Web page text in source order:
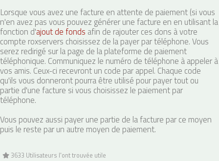
Lorsque vous avez une facture en attente de paiement (si vous
n'en avez pas vous pouvez générer une facture en en utilisant la
fonction d'ajout de fonds afin de rajouter ces dons à votre
compte roxservers choisissez de la payer par téléphone. Vous
serez redirigé sur la page de la plateforme de paiement
téléphonique. Communiquez le numéro de téléphone à appeler à
vos amis. Ceux-ci recevront un code par appel. Chaque code
qu'ils vous donneront pourra être utilisé pour payer tout ou
partie d'une facture si vous choisissez le paiement par
téléphone.
Vous pouvez aussi payer une partie de la facture par ce moyen
puis le reste par un autre moyen de paiement.
3633 Utilisateurs l'ont trouvée utile